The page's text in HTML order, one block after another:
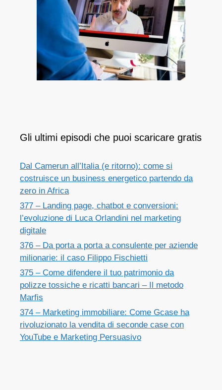
Gli ultimi episodi che puoi scaricare gratis
Dal Camerun all’Italia (e ritorno): come si
costruisce un business energetico partendo da
zero in Africa
377 – Landing page, chatbot e conversioni:
l’evoluzione di Luca Orlandini nel marketing
digitale
376 – Da porta a porta a consulente per aziende
milionarie: il caso Filippo Fischietti
375 – Come difendere il tuo patrimonio da
polizze tossiche e ricatti bancari – Il metodo
Marfis
374 – Marketing immobiliare: Come Gcase ha
rivoluzionato la vendita di seconde case con
YouTube e Marketing Persuasivo